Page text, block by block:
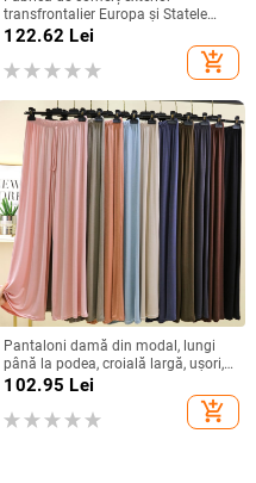
transfrontalier Europa și Statele
Unite 2025 pantaloni noi pentru
pantaloni casual cu talie elastică,
122.62 Lei
add_shopping_cart
Pantaloni damă din modal, lungi
până la podea, croială largă, ușori,
pentru casă, cu spandex
102.95 Lei
add_shopping_cart